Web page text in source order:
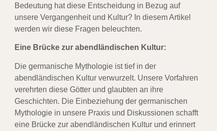
Bedeutung hat diese Entscheidung in Bezug auf
unsere Vergangenheit und Kultur? In diesem Artikel
werden wir diese Fragen beleuchten.
Eine Brücke zur abendländischen Kultur:
Die germanische Mythologie ist tief in der
abendländischen Kultur verwurzelt. Unsere Vorfahren
verehrten diese Götter und glaubten an ihre
Geschichten. Die Einbeziehung der germanischen
Mythologie in unsere Praxis und Diskussionen schafft
eine Brücke zur abendländischen Kultur und erinnert